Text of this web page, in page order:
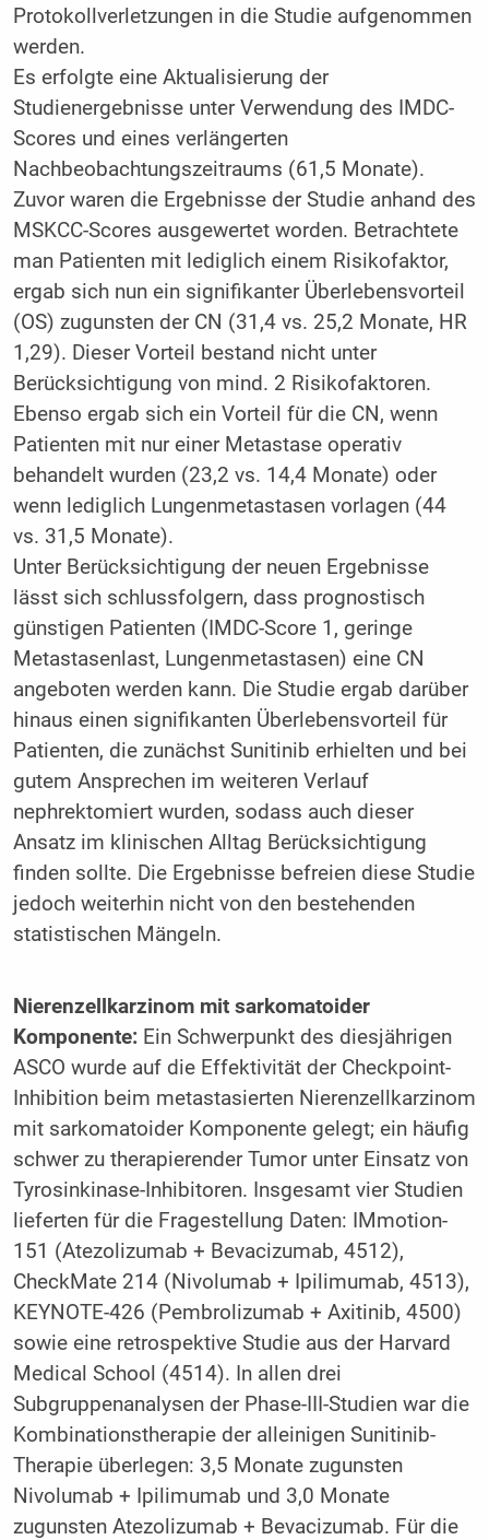
Protokollverletzungen in die Studie aufgenommen
werden.
Es erfolgte eine Aktualisierung der
Studienergebnisse unter Verwendung des IMDC-
Scores und eines verlängerten
Nachbeobachtungszeitraums (61,5 Monate).
Zuvor waren die Ergebnisse der Studie anhand des
MSKCC-Scores ausgewertet worden. Betrachtete
man Patienten mit lediglich einem Risikofaktor,
ergab sich nun ein signifikanter Überlebensvorteil
(OS) zugunsten der CN (31,4 vs. 25,2 Monate, HR
1,29). Dieser Vorteil bestand nicht unter
Berücksichtigung von mind. 2 Risikofaktoren.
Ebenso ergab sich ein Vorteil für die CN, wenn
Patienten mit nur einer Metastase operativ
behandelt wurden (23,2 vs. 14,4 Monate) oder
wenn lediglich Lungenmetastasen vorlagen (44
vs. 31,5 Monate).
Unter Berücksichtigung der neuen Ergebnisse
lässt sich schlussfolgern, dass prognostisch
günstigen Patienten (IMDC-Score 1, geringe
Metastasenlast, Lungenmetastasen) eine CN
angeboten werden kann. Die Studie ergab darüber
hinaus einen signifikanten Überlebensvorteil für
Patienten, die zunächst Sunitinib erhielten und bei
gutem Ansprechen im weiteren Verlauf
nephrektomiert wurden, sodass auch dieser
Ansatz im klinischen Alltag Berücksichtigung
finden sollte. Die Ergebnisse befreien diese Studie
jedoch weiterhin nicht von den bestehenden
statistischen Mängeln.
Nierenzellkarzinom mit sarkomatoider
Komponente:Ein Schwerpunkt des diesjährigen
ASCO wurde auf die Effektivität der Checkpoint-
Inhibition beim metastasierten Nierenzellkarzinom
mit sarkomatoider Komponente gelegt; ein häufig
schwer zu therapierender Tumor unter Einsatz von
Tyrosinkinase-Inhibitoren. Insgesamt vier Studien
lieferten für die Fragestellung Daten: IMmotion-
151 (Atezolizumab + Bevacizumab, 4512),
CheckMate 214 (Nivolumab + Ipilimumab, 4513),
KEYNOTE-426 (Pembrolizumab + Axitinib, 4500)
sowie eine retrospektive Studie aus der Harvard
Medical School (4514). In allen drei
Subgruppenanalysen der Phase-III-Studien war die
Kombinationstherapie der alleinigen Sunitinib-
Therapie überlegen: 3,5 Monate zugunsten
Nivolumab + Ipilimumab und 3,0 Monate
zugunsten Atezolizumab + Bevacizumab. Für die